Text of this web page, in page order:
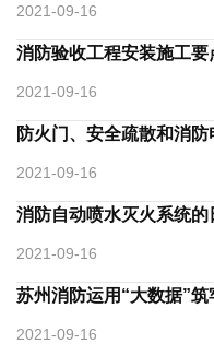
2021-09-16
消防验收工程安装施工要
2021-09-16
防火门、安全疏散和消
2021-09-16
消防自动喷水灭火系统的
2021-09-16
苏州消防运用“大数据”筑
2021-09-16